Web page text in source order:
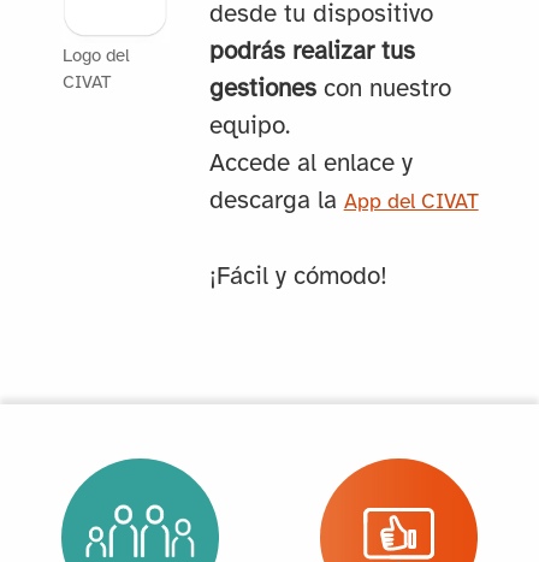
Logo del
CIVAT
desde tu dispositivo
podrás realizar tus
gestionescon nuestro
equipo.
Accede al enlace y
descarga la App del CIVAT
¡Fácil y cómodo!